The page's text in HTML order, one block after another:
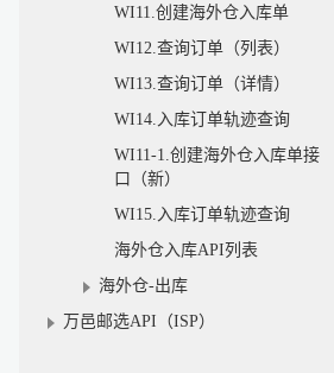
WI11.创建海外仓入库单
WI12.查询订单（列表）
WI13.查询订单（详情）
WI14.入库订单轨迹查询
WI11-1.创建海外仓入库单接
口（新）
WI15.入库订单轨迹查询
海外仓入库API列表
海外仓-出库
万邑邮选API（ISP）